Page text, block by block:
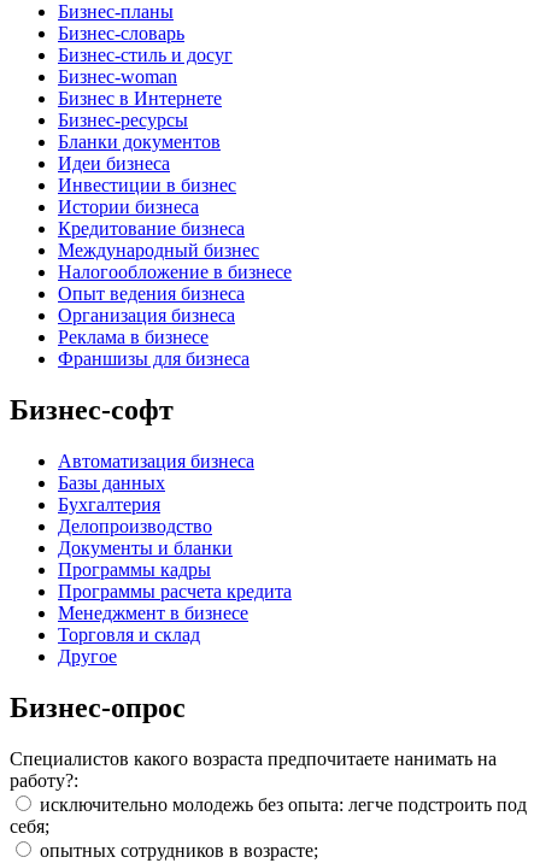
Бизнес-планы
Бизнес-словарь
Бизнес-стиль и досуг
Бизнес-woman
Бизнес в Интернете
Бизнес-ресурсы
Бланки документов
Идеи бизнеса
Инвестиции в бизнес
Истории бизнеса
Кредитование бизнеса
Международный бизнес
Налогообложение в бизнесе
Опыт ведения бизнеса
Организация бизнеса
Реклама в бизнесе
Франшизы для бизнеса
Бизнес-софт
Автоматизация бизнеса
Базы данных
Бухгалтерия
Делопроизводство
Документы и бланки
Программы кадры
Программы расчета кредита
Менеджмент в бизнесе
Торговля и склад
Другое
Бизнес-опрос
Специалистов какого возраста предпочитаете нанимать на
работу?:
исключительно молодежь без опыта: легче подстроить под
себя;
опытных сотрудников в возрасте;